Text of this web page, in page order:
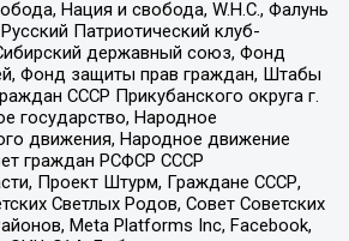
Нация и свобода, W.H.С., Фалунь
Патриотический клуб-
державный союз, Фонд
Фонд защиты прав граждан, Штабы
СССР Прикубанского округа г.
государство, Народное
движения, Народное движение
граждан РСФСР СССР
Проект Штурм, Граждане СССР,
Светлых Родов, Совет Советских
Meta Platforms Inc, Facebook,